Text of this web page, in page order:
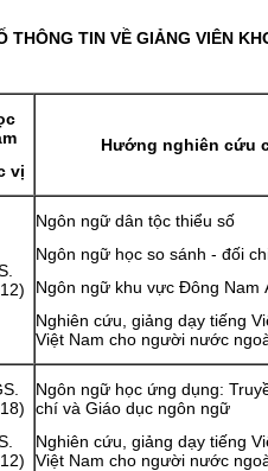
THÔNG TIN VỀ GIẢNG VIÊN
vị
Hướng nghiên cứu
Ngôn ngữ dân tộc thiểu số
Ngôn ngữ học so sánh - đối
Ngôn ngữ khu vực Đông Nam
Nghiên cứu, giảng dạy tiếng
Việt Nam cho người nước
Ngôn ngữ học ứng dụng:
chí và Giáo dục ngôn ngữ
Nghiên cứu, giảng dạy tiếng
Việt Nam cho người nước